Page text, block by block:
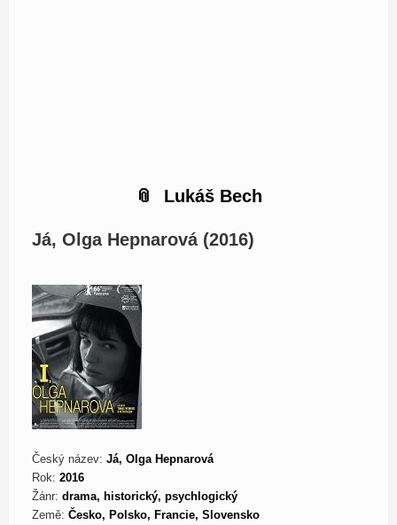
Lukáš Bech
Já, Olga Hepnarová (2016)
Český název: Já, Olga Hepnarová
Rok: 2016
Žánr: drama, historický, psychlogický
Země: Česko, Polsko, Francie, Slovensko